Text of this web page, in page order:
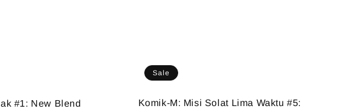
#1: New Blend
Sale
Komik-M: Misi Solat Lima Waktu #5: